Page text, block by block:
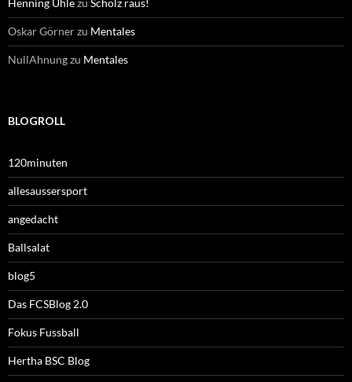
Henning Uhlezu Scholz raus!
Oskar Görnerzu Mentales
NullAhnungzu Mentales
BLOGROLL
120minuten
allesaussersport
angedacht
Ballsalat
blog5
Das FCSBlog 2.0
Fokus Fussball
Hertha BSC Blog